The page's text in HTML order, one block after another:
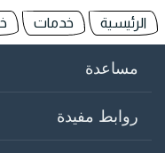
الرئيسية خدمات
مساعدة
روابط مفيدة